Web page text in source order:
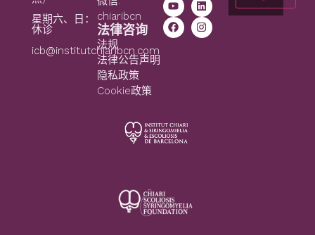
星期六、日：
休诊
icb@institutchiaribcn.com
chiaribcn
法律咨询
法规
法律公告声明
隐私政策
Cookie政策